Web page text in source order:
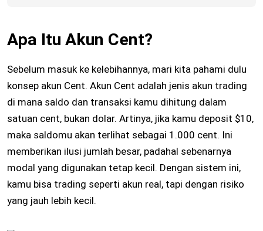
Apa Itu Akun Cent?
Sebelum masuk ke kelebihannya, mari kita pahami dulu
konsep akun Cent. Akun Cent adalah jenis akun trading
di mana saldo dan transaksi kamu dihitung dalam
satuan cent, bukan dolar. Artinya, jika kamu deposit $10,
maka saldomu akan terlihat sebagai 1.000 cent. Ini
memberikan ilusi jumlah besar, padahal sebenarnya
modal yang digunakan tetap kecil. Dengan sistem ini,
kamu bisa trading seperti akun real, tapi dengan risiko
yang jauh lebih kecil.